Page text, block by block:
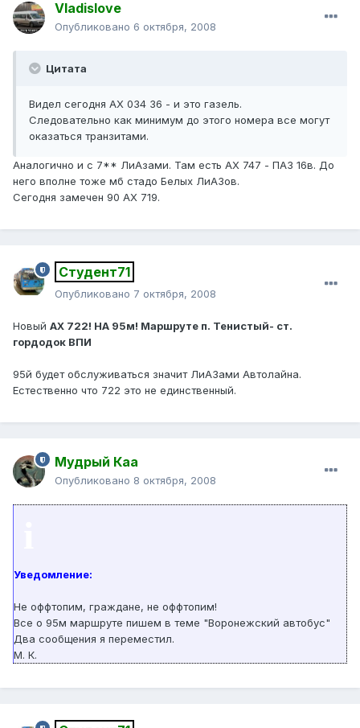
Vladislove
Опубликовано 6 октября, 2008
Цитата
Видел сегодня АХ 034 36 - и это газель.
Следовательно как минимум до этого номера все могут
оказаться транзитами.
Аналогично и с 7** ЛиАзами. Там есть АХ 747 - ПАЗ 16в. До
него вполне тоже мб стадо Белых ЛиАЗов.
Сегодня замечен 90 АХ 719.
Студент71
Опубликовано 7 октября, 2008
Новый АХ 722! НА 95м! Маршруте п. Тенистый- ст.
гордодок ВПИ
95й будет обслуживаться значит ЛиАЗами Автолайна.
Естественно что 722 это не единственный.
Мудрый Каа
Опубликовано 8 октября, 2008
Уведомление:
Не оффтопим, граждане, не оффтопим!
Все о 95м маршруте пишем в теме "Воронежский автобус"
Два сообщения я переместил.
М. К.